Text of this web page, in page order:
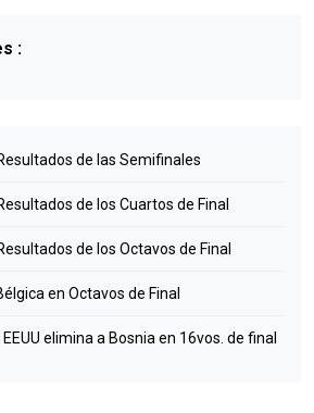
:
de las Semifinales
de los Cuartos de Final
de los Octavos de Final
en Octavos de Final
elimina a Bosnia en 16vos. de final